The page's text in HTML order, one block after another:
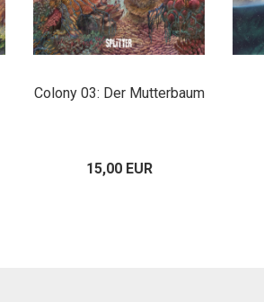
Colony 03: Der Mutterbaum
15,00 EUR